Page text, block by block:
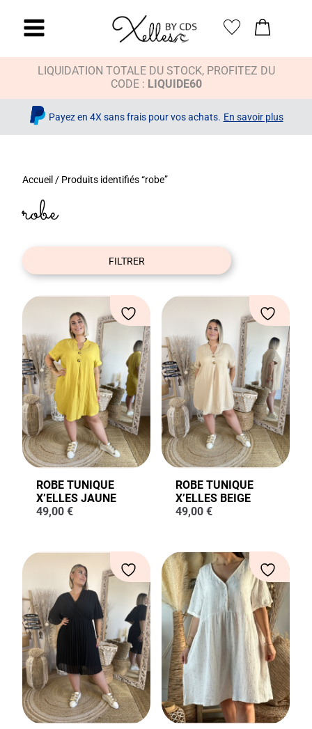
LIQUIDATION TOTALE DU STOCK, PROFITEZ DU
CODE : LIQUIDE60
Payez en 4X sans frais pour vos achats. En savoir plus
Accueil / Produits identifiés “robe”
robe
FILTRER
ROBE TUNIQUE
X’ELLES JAUNE
49,00 €
ROBE TUNIQUE
X’ELLES BEIGE
49,00 €